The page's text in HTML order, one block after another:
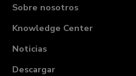
Sobre nosotros
Knowledge Center
Noticias
Descargar